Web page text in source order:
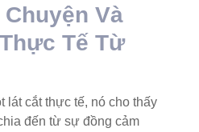
Và
Tế Từ
lát cắt thực tế, nó cho thấy
đến từ sự đồng cảm